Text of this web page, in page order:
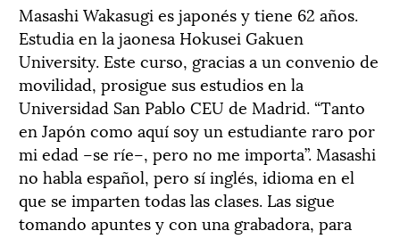
Masashi Wakasugi es japonés y tiene 62 años.
Estudia en la jaonesa Hokusei Gakuen
University. Este curso, gracias a un convenio de
movilidad, prosigue sus estudios en la
Universidad San Pablo CEU de Madrid. “Tanto
en Japón como aquí soy un estudiante raro por
mi edad –se ríe–, pero no me importa”. Masashi
no habla español, pero sí inglés, idioma en el
que se imparten todas las clases. Las sigue
tomando apuntes y con una grabadora, para